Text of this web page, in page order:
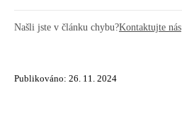
Našli jste v článku chybu?Kontaktujte nás
Publikováno: 26. 11. 2024